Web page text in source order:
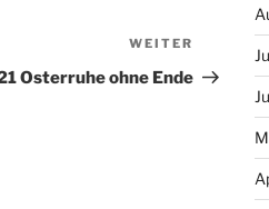
Beitrag
WEITER
Osterruhe ohne Ende